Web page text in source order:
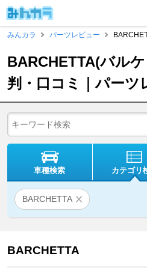
みんカラ
パーツレビュー
BARCHETTA(バル
判・口コミ｜パーツ
車種検索 カテゴリ
BARCHETTA
BARCHETTA